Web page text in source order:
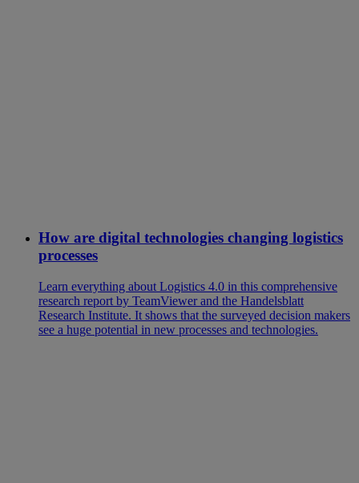
How are digital technologies changing logistics
processes
Learn everything about Logistics 4.0 in this comprehensive
research report by TeamViewer and the Handelsblatt
Research Institute. It shows that the surveyed decision makers
see a huge potential in new processes and technologies.